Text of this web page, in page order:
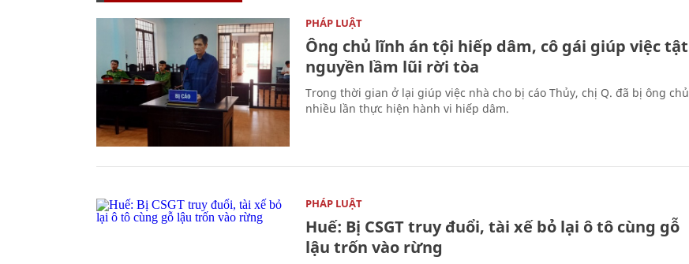
PHÁP LUẬT
Ông chủ lĩnh án tội hiếp dâm, cô gái giúp việc tật
nguyền lầm lũi rời tòa
Trong thời gian ở lại giúp việc nhà cho bị cáo Thủy, chị Q. đã bị ông chủ
nhiều lần thực hiện hành vi hiếp dâm.
PHÁP LUẬT
Huế: Bị CSGT truy đuổi, tài xế bỏ lại ô tô cùng gỗ
lậu trốn vào rừng